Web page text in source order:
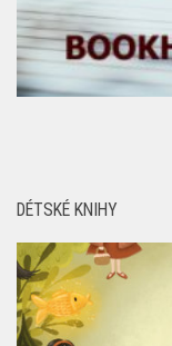
DÉTSKÉ KNIHY